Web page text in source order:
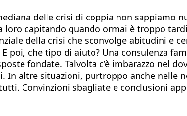
delle crisi di coppia non sappiamo
capitando quando ormai è troppo
della crisi che sconvolge abitudini e
poi, che tipo di aiuto? Una consulenza
fondate. Talvolta c’è imbarazzo nel
altre situazioni, purtroppo anche nelle
Convinzioni sbagliate e conclusioni